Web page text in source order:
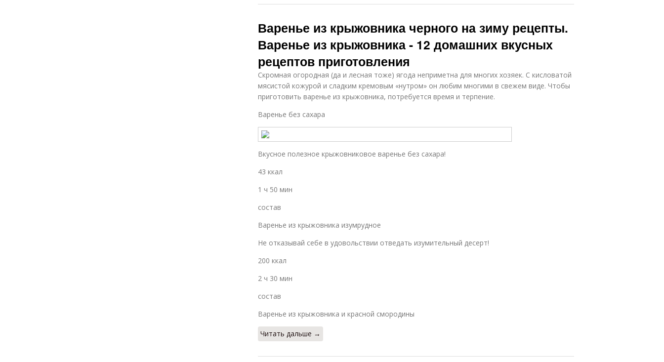
Варенье из крыжовника черного на зиму рецепты.
Варенье из крыжовника - 12 домашних вкусных
рецептов приготовления
Скромная огородная (да и лесная тоже) ягода неприметна для многих хозяек. С кисловатой
мясистой кожурой и сладким кремовым «нутром» он любим многими в свежем виде. Чтобы
приготовить варенье из крыжовника, потребуется время и терпение.
Варенье без сахара
Вкусное полезное крыжовниковое варенье без сахара!
43 ккал
1 ч 50 мин
состав
Варенье из крыжовника изумрудное
Не отказывай себе в удовольствии отведать изумительный десерт!
200 ккал
2 ч 30 мин
состав
Варенье из крыжовника и красной смородины
Читать дальше →